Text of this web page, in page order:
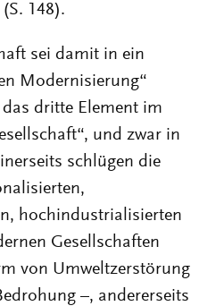
148).
sei damit in ein
Modernisierung“
dritte Element im
und zwar in
schlügen die
hochindustrialisierten
Gesellschaften
von Umweltzerstörung
–, andererseits